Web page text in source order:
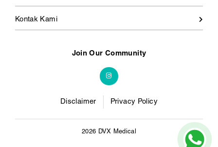
Kontak Kami
Join Our Community
Disclaimer Privacy Policy
2026 DVX Medical